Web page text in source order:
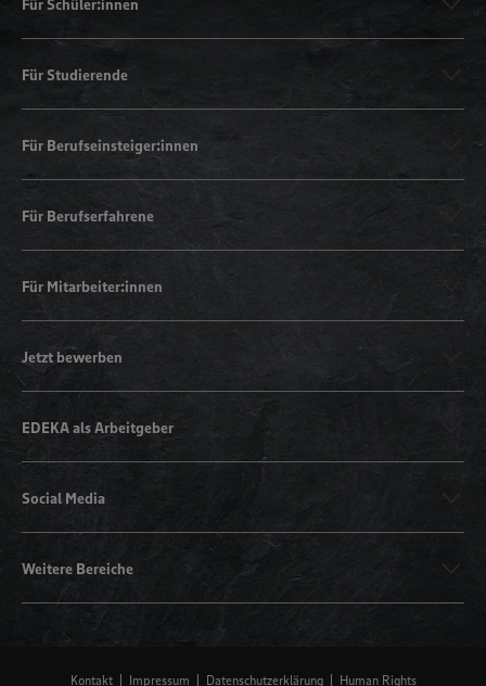
Für Schüler:innen
Für Studierende
Für Berufseinsteiger:innen
Für Berufserfahrene
Für Mitarbeiter:innen
Jetzt bewerben
EDEKA als Arbeitgeber
Social Media
Weitere Bereiche
Kontakt Impressum Datenschutzerklärung Human Rights